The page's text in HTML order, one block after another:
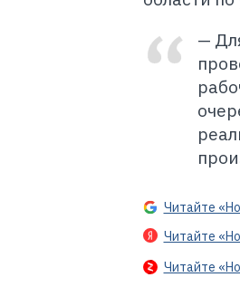
—
Читайте
Читайте
Читайте